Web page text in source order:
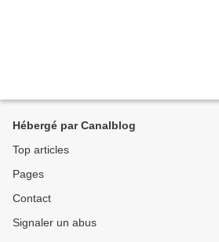
Hébergé par Canalblog
Top articles
Pages
Contact
Signaler un abus